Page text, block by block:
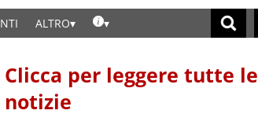
ALTRO
Clicca per leggere tutte le
notizie